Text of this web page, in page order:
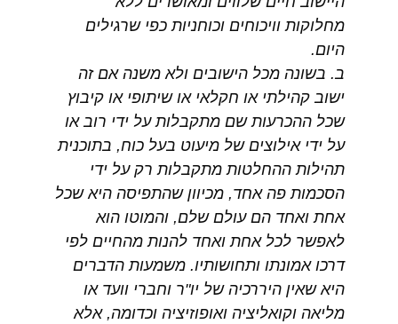
מחלוקות וויכוחים וכוחניות כפי שרגילים
היום.
ב. בשונה מכל הישובים ולא משנה אם זה
ישוב קהילתי או חקלאי או שיתופי או קיבוץ
שכל ההכרעות שם מתקבלות על ידי רוב או
על ידי אילוצים של מיעוט בעל כוח, בתוכנית
תהילות ההחלטות מתקבלות רק על ידי
הסכמות פה אחד, מכיוון שהתפיסה היא שכל
אחת ואחד הם עולם שלם, והמוטו הוא
לאפשר לכל אחת ואחד להנות מהחיים לפי
דרכו אמונתו ותחושותיו. משמעות הדברים
היא שאין היררכיה של יו"ר וחברי וועד או
מליאה וקואליציה ואופוזיציה וכדומה, אלא